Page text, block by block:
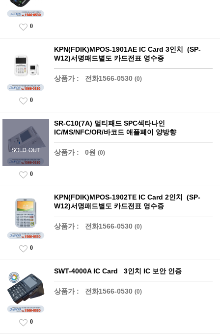
0
KPN(FDIK)MPOS-1901AE IC Card 3인치 (SP-
W12)서명패드별도 카드전표 영수증
상품가 : 전화1566-0530 (0)
0
SR-C10(7A) 멀티패드 SPC섹타나인
IC/MS/NFC/OR/바코드 애플페이 양방향
상품가 : 0원 (0)
0
KPN(FDIK)MPOS-1902TE IC Card 2인치 (SP-
W12)서명패드별도 카드전표 영수증
상품가 : 전화1566-0530 (0)
0
SWT-4000A IC Card 3인치 IC 보안 인증
상품가 : 전화1566-0530 (0)
0